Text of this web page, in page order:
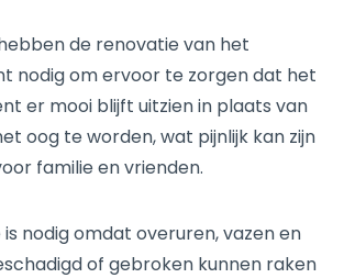
de renovatie van het
nodig om ervoor te zorgen dat het
er mooi blijft uitzien in plaats van
oog te worden, wat pijnlijk kan zijn
familie en vrienden.
is nodig omdat overuren, vazen ​​en
of gebroken kunnen raken